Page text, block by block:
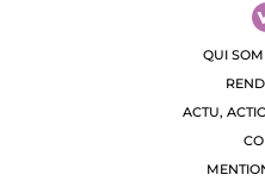
QUI
ACTU,